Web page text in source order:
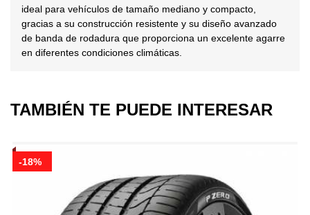
ideal para vehículos de tamaño mediano y compacto,
gracias a su construcción resistente y su diseño avanzado
de banda de rodadura que proporciona un excelente agarre
en diferentes condiciones climáticas.
TAMBIÉN TE PUEDE INTERESAR
-18%